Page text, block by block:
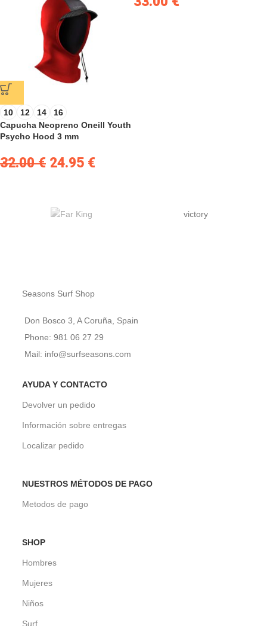
10 12 14
16
Capucha Neopreno Oneill Youth
Psycho Hood 3 mm
32.00€ 24.95 €
victory
Seasons Surf Shop
Don Bosco 3, A Coruña, Spain
Phone: 981 06 27 29
Mail: info@surfseasons.com
AYUDA Y CONTACTO
Devolver un pedido
Información sobre entregas
Localizar pedido
NUESTROS MÉTODOS DE PAGO
Metodos de pago
SHOP
Hombres
Mujeres
Niños
Surf